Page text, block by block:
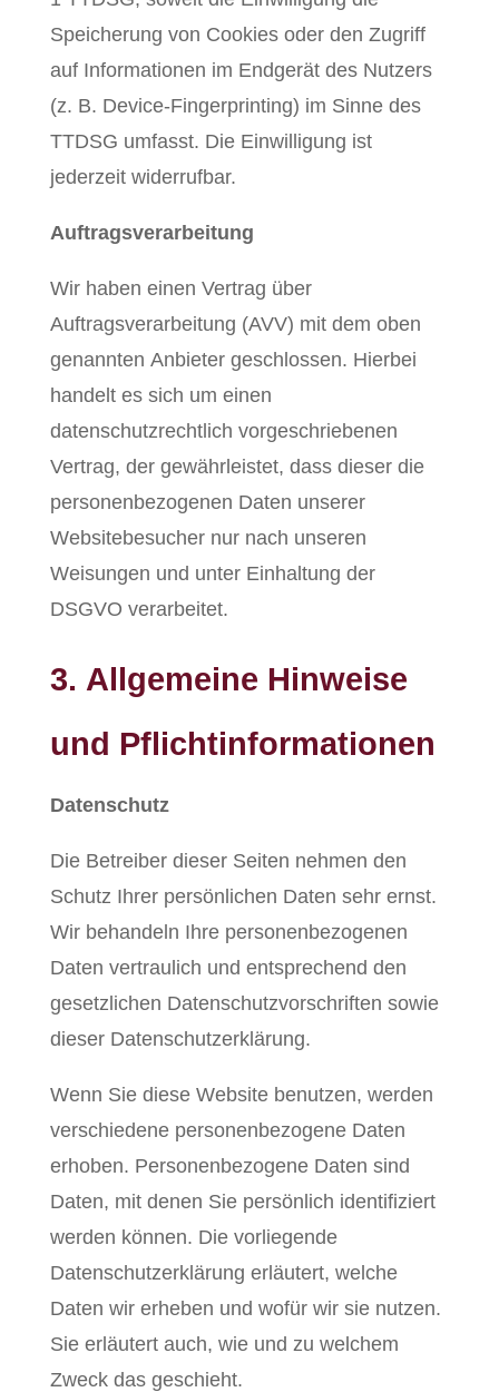
Speicherung von Cookies oder den Zugriff
auf Informationen im Endgerät des Nutzers
(z. B. Device-Fingerprinting) im Sinne des
TTDSG umfasst. Die Einwilligung ist
jederzeit widerrufbar.
Auftragsverarbeitung
Wir haben einen Vertrag über
Auftragsverarbeitung (AVV) mit dem oben
genannten Anbieter geschlossen. Hierbei
handelt es sich um einen
datenschutzrechtlich vorgeschriebenen
Vertrag, der gewährleistet, dass dieser die
personenbezogenen Daten unserer
Websitebesucher nur nach unseren
Weisungen und unter Einhaltung der
DSGVO verarbeitet.
3. Allgemeine Hinweise
und Pflicht­informationen
Datenschutz
Die Betreiber dieser Seiten nehmen den
Schutz Ihrer persönlichen Daten sehr ernst.
Wir behandeln Ihre personenbezogenen
Daten vertraulich und entsprechend den
gesetzlichen Datenschutzvorschriften sowie
dieser Datenschutzerklärung.
Wenn Sie diese Website benutzen, werden
verschiedene personenbezogene Daten
erhoben. Personenbezogene Daten sind
Daten, mit denen Sie persönlich identifiziert
werden können. Die vorliegende
Datenschutzerklärung erläutert, welche
Daten wir erheben und wofür wir sie nutzen.
Sie erläutert auch, wie und zu welchem
Zweck das geschieht.